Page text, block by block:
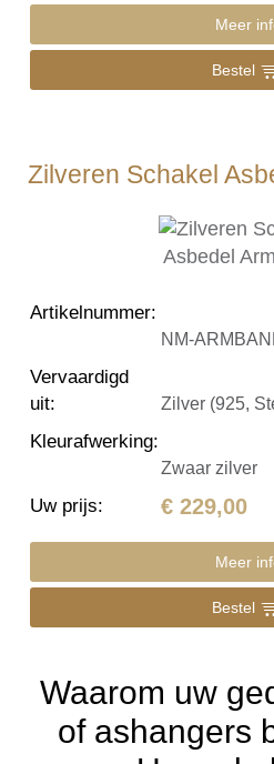
Meer
Bestel
Zilveren Schakel
Artikelnummer:
NM-
Vervaardigd
uit: Zilver (925,
Kleurafwerking:
Zwaar zilver
Uw prijs: € 229,00
Meer
Bestel
Waarom uw
of ashangers